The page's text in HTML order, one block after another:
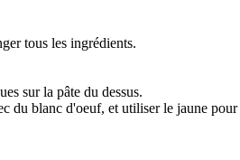
tous les ingrédients.
sur la pâte du dessus.
du blanc d'oeuf, et utiliser le jaune